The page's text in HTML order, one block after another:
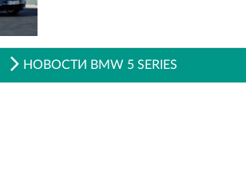
НОВОСТИ BMW 5 SERIES